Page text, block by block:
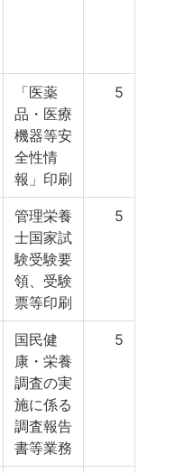
「医薬
品・医療
機器等安
全性情
報」印刷
5
管理栄養
士国家試
験受験要
領、受験
票等印刷
5
国民健
康・栄養
調査の実
施に係る
調査報告
書等業務
5